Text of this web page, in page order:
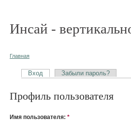
Инсай -
Главная
Вход Забыли пароль?
Профиль пользователя
Имя пользователя: *